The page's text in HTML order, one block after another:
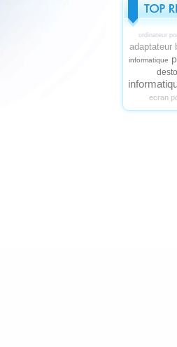
ordinateur
adaptateur
informatique
ecran